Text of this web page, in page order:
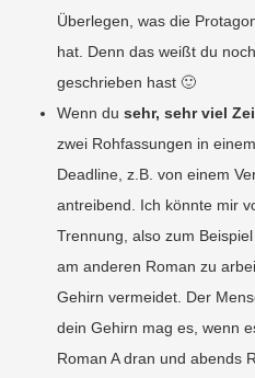
Überlegen, was die
hat. Denn das weißt du
geschrieben hast 🙂
Wenn du sehr, sehr viel
zwei Rohfassungen in
Deadline, z.B. von einem
antreibend. Ich könnte mir
Trennung, also zum
am anderen Roman zu
Gehirn vermeidet. Der
dein Gehirn mag es, wenn
Roman A dran und abends